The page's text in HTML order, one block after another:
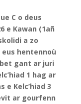
C o deus
e Kawan (1añ
a zo
hentennoù
gant ar juri
1 hag ar
e Kelc’hiad 3
ar gourfenn